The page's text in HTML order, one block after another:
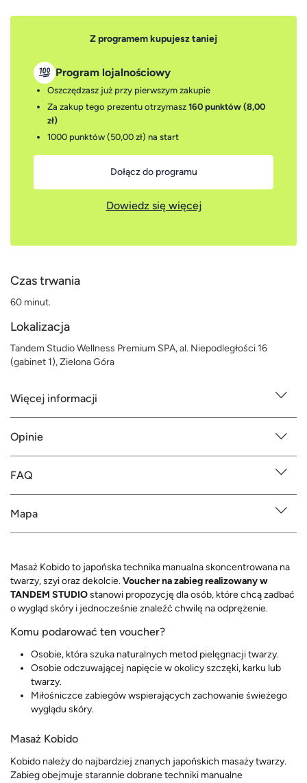
Z programem kupujesz taniej
Program lojalnościowy
Oszczędzasz już przy pierwszym zakupie
Za zakup tego prezentu otrzymasz 160 punktów (8,00
zł)
1000 punktów (50,00 zł) na start
Dołącz do programu
Dowiedz się więcej
Czas trwania
60 minut.
Lokalizacja
Tandem Studio Wellness Premium SPA, al. Niepodległości 16
(gabinet 1), Zielona Góra
Więcej informacji
Opinie
FAQ
Mapa
Masaż Kobido to japońska technika manualna skoncentrowana na
twarzy, szyi oraz dekolcie.Voucher na zabieg realizowany w
TANDEM STUDIOstanowi propozycję dla osób, które chcą zadbać
o wygląd skóry i jednocześnie znaleźć chwilę na odprężenie.
Komu podarować ten voucher?
Osobie, która szuka naturalnych metod pielęgnacji twarzy.
Osobie odczuwającej napięcie w okolicy szczęki, karku lub
twarzy.
Miłośniczce zabiegów wspierających zachowanie świeżego
wyglądu skóry.
Masaż Kobido
Kobido należy do najbardziej znanych japońskich masaży twarzy.
Zabieg obejmuje starannie dobrane techniki manualne